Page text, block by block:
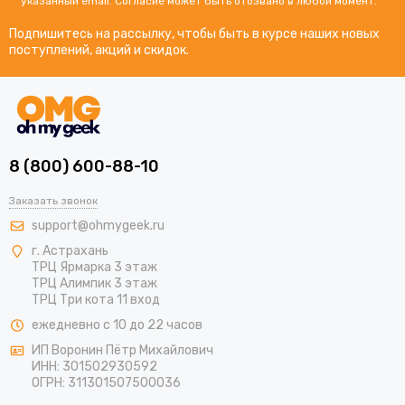
Подпишитесь на рассылку, чтобы быть в курсе наших новых
поступлений, акций и скидок.
8 (800) 600-88-10
Заказать звонок
support@ohmygeek.ru
г. Астрахань
ТРЦ Ярмарка 3 этаж
ТРЦ Алимпик 3 этаж
ТРЦ Три кота 11 вход
ежедневно с 10 до 22 часов
ИП Воронин Пётр Михайлович
ИНН: 301502930592
ОГРН: 311301507500036